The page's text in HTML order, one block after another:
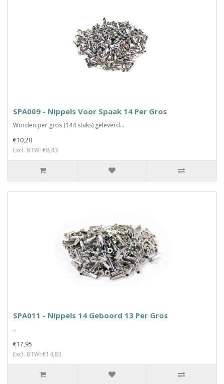
SPA009 - Nippels Voor Spaak 14 Per Gros
Worden per gros (144 stuks) geleverd...
€10,20
Excl. BTW: €8,43
SPA011 - Nippels 14 Geboord 13 Per Gros
..
€17,95
Excl. BTW: €14,83